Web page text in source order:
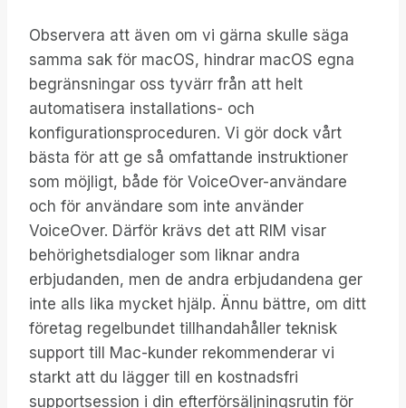
Observera att även om vi gärna skulle säga
samma sak för macOS, hindrar macOS egna
begränsningar oss tyvärr från att helt
automatisera installations- och
konfigurationsproceduren. Vi gör dock vårt
bästa för att ge så omfattande instruktioner
som möjligt, både för VoiceOver-användare
och för användare som inte använder
VoiceOver. Därför krävs det att RIM visar
behörighetsdialoger som liknar andra
erbjudanden, men de andra erbjudandena ger
inte alls lika mycket hjälp. Ännu bättre, om ditt
företag regelbundet tillhandahåller teknisk
support till Mac-kunder rekommenderar vi
starkt att du lägger till en kostnadsfri
supportsession i din efterförsäljningsrutin för